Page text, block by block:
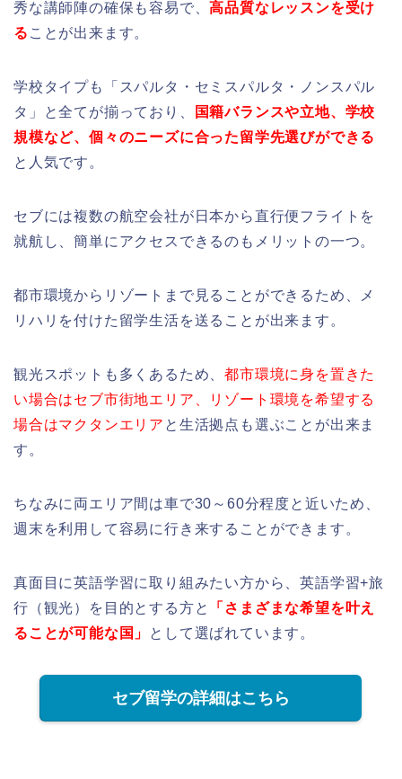
秀な講師陣の確保も容易で、高品質なレッスンを受け
る ことが出来ます。
学校タイプも「スパルタ・セミスパルタ・ノンスパル
タ」と全てが揃っており、
国籍バランスや立地、学校
規模など、個々のニーズに合った留学先選びができる
と人気です。
セブには複数の航空会社が日本から直行便フライトを
就航し、簡単にアクセスできるのもメリットの一つ。
都市環境からリゾートまで見ることができるため、メ
リハリを付けた留学生活を送ることが出来ます。
観光スポットも多くあるため、都市環境に身を置きた
い場合はセブ市街地エリア、
リゾート環境を希望する
場合はマクタンエリア と生活拠点も選ぶことが出来ま
す。
ちなみに両エリア間は車で30～60分程度と近いため、
週末を利用して容易に行き来することができます。
真面目に英語学習に取り組みたい方から、英語学習+旅
行（観光）を目的とする方と
「 さまざまな希望を叶え
ることが可能な国」
として選ばれています。
セブ留学の詳細はこちら